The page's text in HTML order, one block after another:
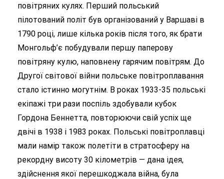
повітряних кулях. Перший польський
пілотований політ був організований у Варшаві в
1790 році, лише кілька років після того, як брати
Монгольф’є побудували першу паперову
повітряну кулю, наповнену гарячим повітрям. До
Другої світової війни польське повітроплавання
стало істинно могутнім. В роках 1933-35 польські
екіпажі три рази поспіль здобували кубок
Гордона Беннетта, повторюючи свій успіх ще
двічі в 1938 і 1983 роках. Польські повітроплавці
мали намір також полетіти в стратосферу на
рекордну висоту 30 кілометрів — дана ідея,
здійснення якої перешкоджала війна, була